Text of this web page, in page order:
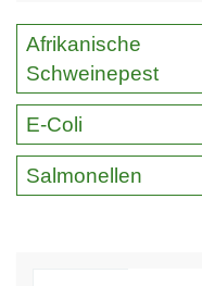
Afrikanische
Schweinepest
E-Coli
Salmonellen